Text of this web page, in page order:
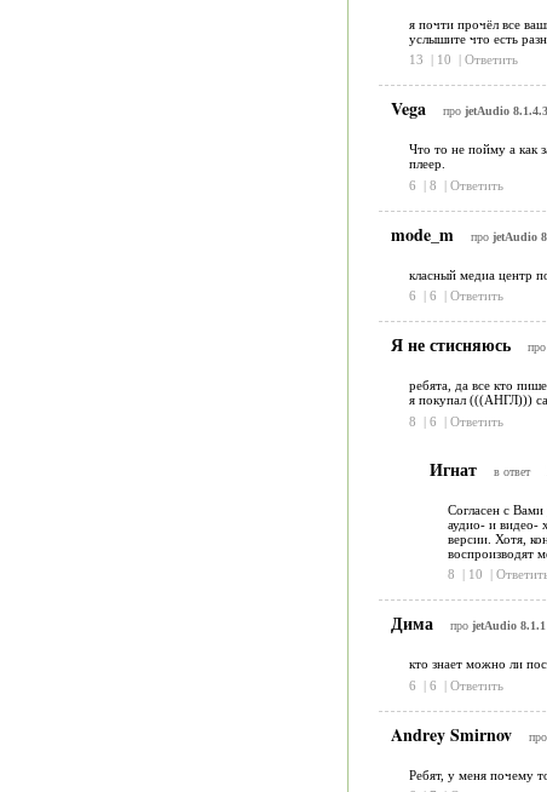
я почти прочёл все
услышите что есть
13
| 10 | Ответить
Vega про jetAudio
Что то не пойму а как
плеер.
6
| 8 | Ответить
mode_m про jetAudio
класный медиа центр
6
| 6 | Ответить
Я не стисняюсь про
ребята, да все кто
я покупал (((АНГЛ)))
8
| 6 | Ответить
Игнат в ответ
Согласен с
аудио- и видео-
версии. Хотя,
воспроизводят
8
| 10 |
Дима про jetAudio 8.1.1
кто знает можно ли
6
| 6 | Ответить
Andrey Smirnov про
Ребят, у меня почему